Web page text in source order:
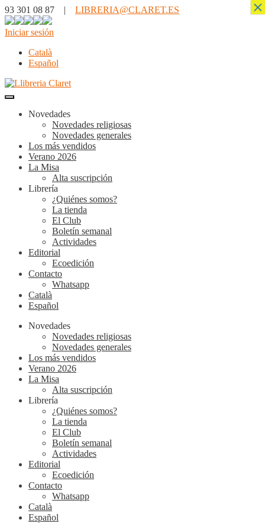
93 301 08 87 | LIBRERIA@CLARET.ES
Iniciar sesión
Català
Español
Novedades
Novedades religiosas
Novedades generales
Los más vendidos
Verano 2026
La Misa
Alta suscripción
Librería
¿Quiénes somos?
La tienda
El Club
Boletín semanal
Actividades
Editorial
Ecoedición
Contacto
Whatsapp
Català
Español
Novedades
Novedades religiosas
Novedades generales
Los más vendidos
Verano 2026
La Misa
Alta suscripción
Librería
¿Quiénes somos?
La tienda
El Club
Boletín semanal
Actividades
Editorial
Ecoedición
Contacto
Whatsapp
Català
Español
×